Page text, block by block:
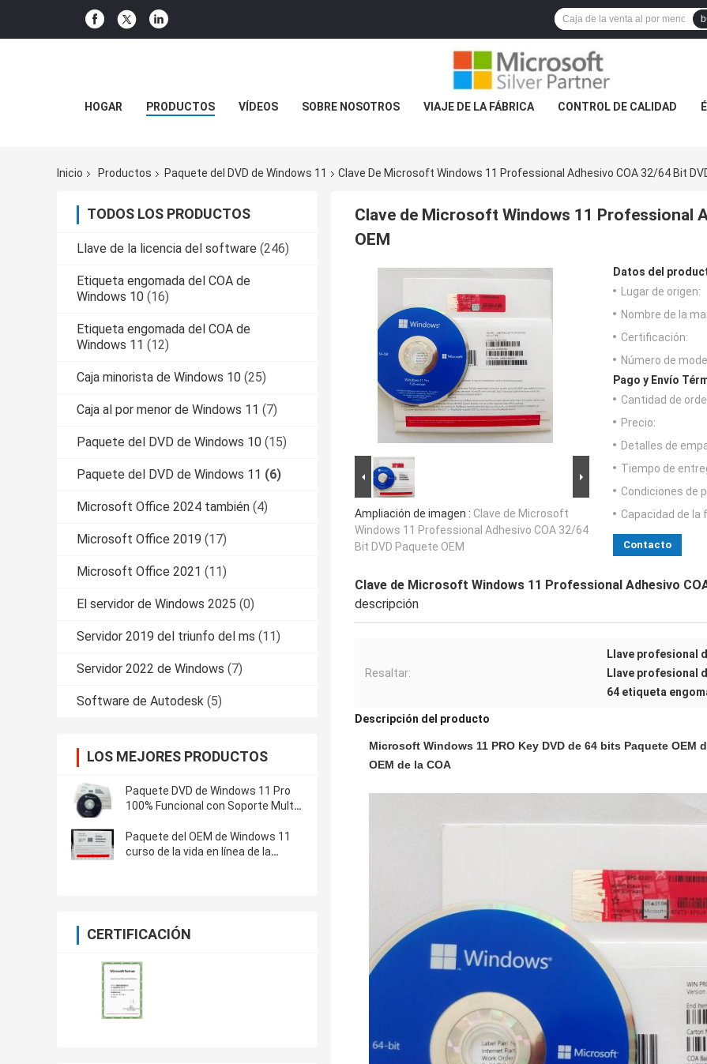
HOGAR PRODUCTOS VÍDEOS SOBRE NOSOTROS VIAJE DE LA FÁBRICA CONTROL DE CALIDAD
Inicio Productos Paquete del DVD de Windows 11 Clave De Microsoft Windows 11 Professional Adhesivo COA 32/64 Bit
TODOS LOS PRODUCTOS
Llave de la licencia del software (246)
Etiqueta engomada del COA de
Windows 10 (16)
Etiqueta engomada del COA de
Windows 11 (12)
Caja minorista de Windows 10 (25)
Caja al por menor de Windows 11 (7)
Paquete del DVD de Windows 10 (15)
Paquete del DVD de Windows 11 (6)
Microsoft Office 2024 también (4)
Microsoft Office 2019 (17)
Microsoft Office 2021 (11)
El servidor de Windows 2025 (0)
Servidor 2019 del triunfo del ms (11)
Servidor 2022 de Windows (7)
Software de Autodesk (5)
LOS MEJORES PRODUCTOS
Paquete DVD de Windows 11 Pro
100% Funcional con Soporte Multi-
Paquete del OEM de Windows 11
curso de la vida en línea de la
CERTIFICACIÓN
Clave de Microsoft Windows 11 Professional
OEM
Ampliación de imagen : Clave de Microsoft
Windows 11 Professional Adhesivo COA 32/64
Bit DVD Paquete OEM
Datos del
Lugar de origen:
Nombre de la
Certificación:
Número de
Pago y Envío
Cantidad de
Precio:
Detalles de
Tiempo de
Condiciones de
Capacidad de la
Contacto
Clave de Microsoft Windows 11 Professional Adhesivo
descripción
Resaltar:
Llave profesional
Llave profesional
64 etiqueta
Descripción del producto
Microsoft Windows 11 PRO Key DVD de 64 bits Paquete
OEM de la COA